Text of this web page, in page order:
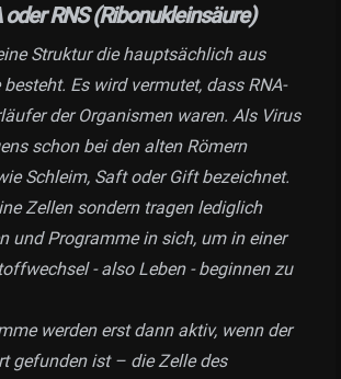
oder RNS (Ribonukleinsäure)
Struktur die hauptsächlich aus
Es wird vermutet, dass RNA-
der Organismen waren. Als Virus
schon bei den alten Römern
Schleim, Saft oder Gift bezeichnet.
Zellen sondern tragen lediglich
und Programme in sich, um in einer
- also Leben - beginnen zu
werden erst dann aktiv, wenn der
gefunden ist – die Zelle des